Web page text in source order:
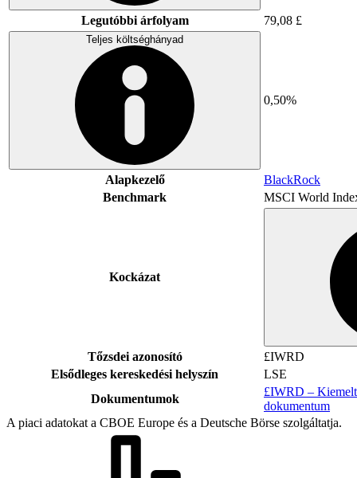
Legutóbbi árfolyam 79,08 £
Teljes költséghányad
0,50%
Alapkezelő
BlackRock
Benchmark
MSCI World
Kockázat
Tőzsdei azonosító
£IWRD
Elsődleges kereskedési helyszín
LSE
Dokumentumok
£IWRD –
dokumentum
A piaci adatokat a CBOE Europe és a Deutsche Börse szolgáltatja.